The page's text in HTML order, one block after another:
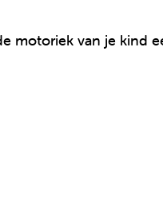
motoriek van je kind